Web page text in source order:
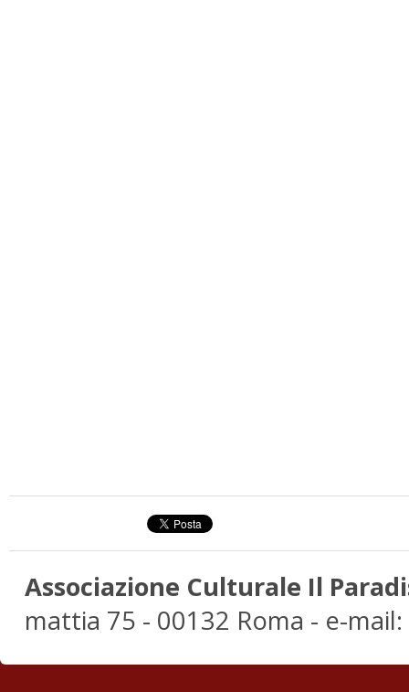
Associazione Culturale Il
mattia 75 - 00132 Roma - e-mail: